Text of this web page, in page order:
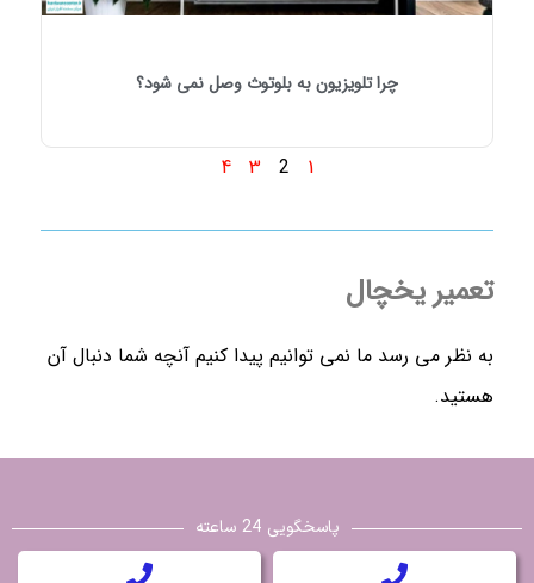
چرا تلویزیون به بلوتوث وصل نمی شود؟
1
2
3
4
تعمیر یخچال
به نظر می رسد ما نمی توانیم پیدا كنيم آنچه شما دنبال آن
هستید.
پاسخگویی 24 ساعته